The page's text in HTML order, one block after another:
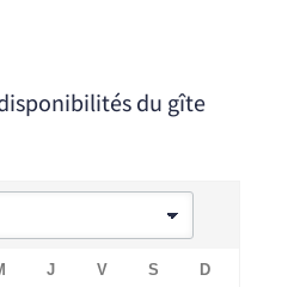
du gîte
J V S D